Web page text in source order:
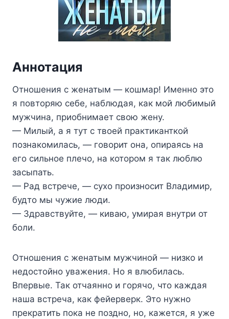
Аннотация
Отношения с женатым — кошмар! Именно это
я повторяю себе, наблюдая, как мой любимый
мужчина, приобнимает свою жену.
— Милый, а я тут с твоей практиканткой
познакомилась, — говорит она, опираясь на
его сильное плечо, на котором я так люблю
засыпать.
— Рад встрече, — сухо произносит Владимир,
будто мы чужие люди.
— Здравствуйте, — киваю, умирая внутри от
боли.
Отношения с женатым мужчиной — низко и
недостойно уважения. Но я влюбилась.
Впервые. Так отчаянно и горячо, что каждая
наша встреча, как фейерверк. Это нужно
прекратить пока не поздно, но, кажется, я уже